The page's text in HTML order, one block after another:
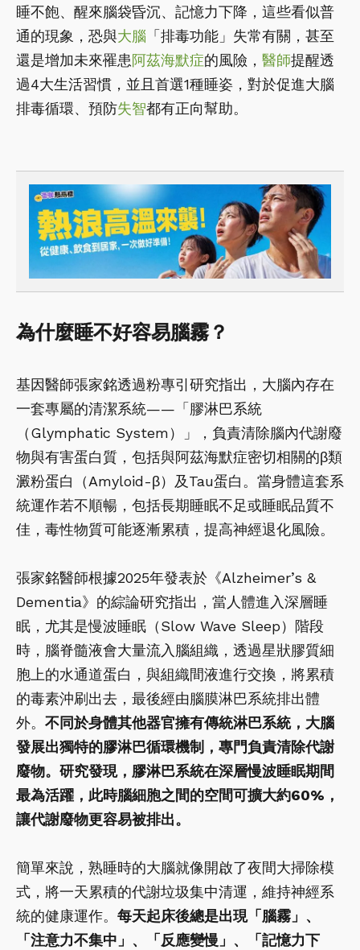
睡不飽、醒來腦袋昏沉、記憶力下降，這些看似普
通的現象，恐與大腦 「排毒功能」失常有關，甚至
還是增加未來罹患阿茲海默症的風險， 醫師提醒透
過4大生活習慣，並且首選1種睡姿，對於促進大腦
排毒循環、預防失智都有正向幫助。
為什麼睡不好容易腦霧？
基因醫師張家銘透過粉專引研究指出，大腦內存在
一套專屬的清潔系統——「膠淋巴系統
（Glymphatic System）」，負責清除腦內代謝廢
物與有害蛋白質，包括與阿茲海默症密切相關的β類
澱粉蛋白（Amyloid-β）及Tau蛋白。當身體這套系
統運作若不順暢，包括長期睡眠不足或睡眠品質不
佳，毒性物質可能逐漸累積，提高神經退化風險。
張家銘醫師根據2025年發表於《Alzheimer’s &
Dementia》的綜論研究指出，當人體進入深層睡
眠，尤其是慢波睡眠（Slow Wave Sleep）階段
時，腦脊髓液會大量流入腦組織，透過星狀膠質細
胞上的水通道蛋白，與組織間液進行交換，將累積
的毒素沖刷出去，最後經由腦膜淋巴系統排出體
外。 不同於身體其他器官擁有傳統淋巴系統，大腦
發展出獨特的膠淋巴循環機制，專門負責清除代謝
廢物。研究發現，膠淋巴系統在深層慢波睡眠期間
最為活躍，此時腦細胞之間的空間可擴大約60%，
讓代謝廢物更容易被排出。
簡單來說，熟睡時的大腦就像開啟了夜間大掃除模
式，將一天累積的代謝垃圾集中清運，維持神經系
統的健康運作。 每天起床後總是出現「腦霧」、
「注意力不集中」、「反應變慢」、「記憶力下